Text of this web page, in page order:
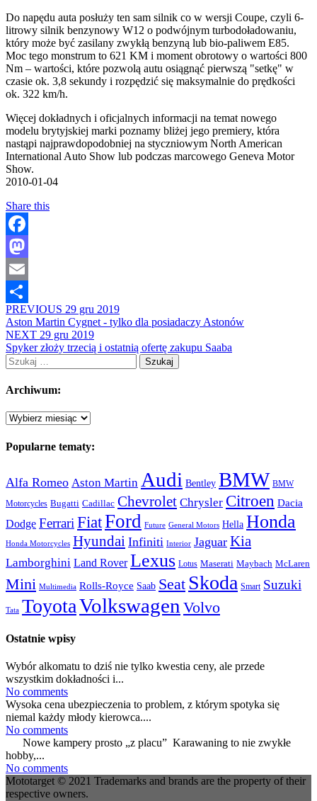
Do napędu auta posłuży ten sam silnik co w wersji Coupe, czyli 6-
litrowy silnik benzynowy W12 o podwójnym turbodoładowaniu,
który może być zasilany zwykłą benzyną lub bio-paliwem E85.
Moc tego monstrum to 621 KM i moment obrotowy o wartości 800
Nm – wartości, które pozwolą autu osiągnąć pierwszą "setkę" w
czasie ok. 3,8 sekundy i rozpędzić się maksymalnie do prędkości
ok. 322 km/h.
Więcej dokładnych i oficjalnych informacji na temat nowego
modelu brytyjskiej marki poznamy bliżej jego premiery, która
nastąpi najprawdopodobniej na styczniowym North American
International Auto Show lub podczas marcowego Geneva Motor
Show.
2010-01-04
Share this
Facebook
Mastodon
Email
Share
PREVIOUS 29 gru 2019
Aston Martin Cygnet - tylko dla posiadaczy Astonów
NEXT 29 gru 2019
Spyker złoży trzecią i ostatnią ofertę zakupu Saaba
Szukaj:
Archiwum:
Archiwum:
Popularne tematy:
Alfa Romeo Aston Martin Audi Bentley BMW BMW
Motorcycles Bugatti Cadillac Chevrolet Chrysler Citroen Dacia
Dodge Ferrari FiatFord Future General Motors Hella Honda
Honda Motorcycles Hyundai Infiniti Interior Jaguar Kia
Lamborghini Land Rover Lexus Lotus Maserati Maybach McLaren
Mini Multimedia Rolls-Royce Saab Seat Skoda Smart Suzuki
Tata ToyotaVolkswagen Volvo
Ostatnie wpisy
Wybór alkomatu to dziś nie tylko kwestia ceny, ale przede
wszystkim dokładności i...
No comments
Wysoka cena ubezpieczenia to problem, z którym spotyka się
niemal każdy młody kierowca....
No comments
Nowe kampery prosto „z placu” Karawaning to nie zwykłe
hobby,...
No comments
Mototarget © 2021 Trademarks and brands are the property of their
respective owners.